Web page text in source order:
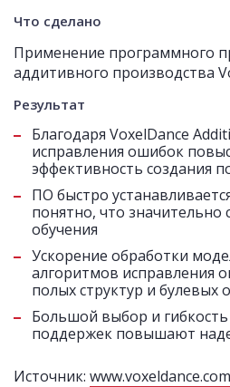
Что сделано
Применение программного
аддитивного производства
Результат
Благодаря VoxelDance
исправления ошибок
эффективность создания
ПО быстро
понятно, что
обучения
Ускорение обработки
алгоритмов исправления
полых структур и булевых
Большой выбор и
поддержек повышают
Источник: www.voxeldance.com